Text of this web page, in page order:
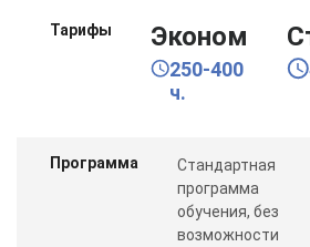
Тарифы Эконом
250-400
ч.
Программа
Стандартная
программа
обучения, без
возможности